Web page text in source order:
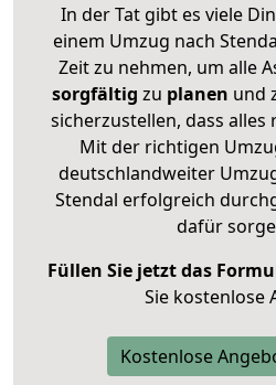
In der Tat gibt es viele
einem Umzug nach
Zeit zu nehmen, um alle
sorgfältig zu planen und
sicherzustellen, dass
Mit der richtigen
deutschlandweiter
Stendal erfolgreich
dafür
Füllen Sie jetzt das
Sie kostenlose
Kostenlose